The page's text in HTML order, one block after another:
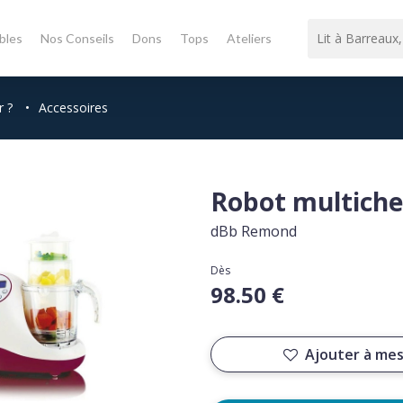
Nos Conseils Dons Tops Ateliers
? • Accessoires
Robot
dBb Remond
Dès
98.50 €
Ajouter à